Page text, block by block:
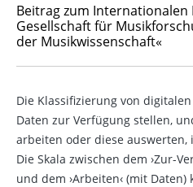
Beitrag zum Internationalen
Gesellschaft für
der Musikwissenschaft«
Die Klassifizierung von
Daten zur Verfügung stellen,
arbeiten oder diese
Die Skala zwischen dem ›Zur-
und dem ›Arbeiten‹ (mit